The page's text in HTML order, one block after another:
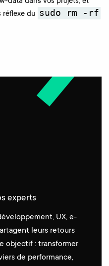
réflexe du sudo rm -rf
experts
UX, e-
leurs retours
objectif : transformer
de performance,